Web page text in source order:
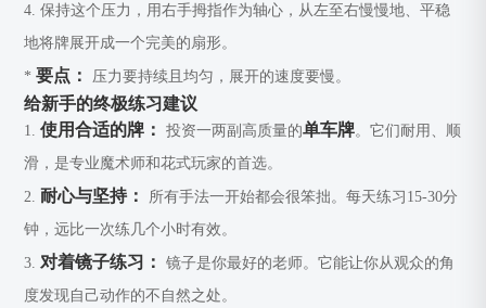
4. 保持这个压力，用右手拇指作为轴心，从左至右慢慢地、平稳
地将牌展开成一个完美的扇形。
*要点： 压力要持续且均匀，展开的速度要慢。
给新手的终极练习建议
1.使用合适的牌： 投资一两副高质量的单车牌。它们耐用、顺
滑，是专业魔术师和花式玩家的首选。
2. 耐心与坚持：
所有手法一开始都会很笨拙。每天练习15-30分
钟，远比一次练几个小时有效。
3. 对着镜子练习：
镜子是你最好的老师。它能让你从观众的角
度发现自己动作的不自然之处。